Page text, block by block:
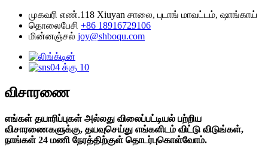
முகவரி எண்.118 Xiuyan சாலை, புடாங் மாவட்டம், ஷாங்காய்
தொலைபேசி +86 18916729106
மின்னஞ்சல் joy@shboqu.com
விசாரணை
எங்கள் தயாரிப்புகள் அல்லது விலைப்பட்டியல் பற்றிய
விசாரணைகளுக்கு, தயவுசெய்து எங்களிடம் விட்டு விடுங்கள்,
நாங்கள் 24 மணி நேரத்திற்குள் தொடர்புகொள்வோம்.